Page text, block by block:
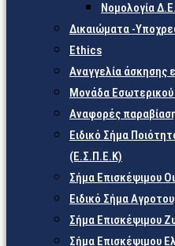
Νομολογία
Δικαιώματα -
Ethics
Αναγγελία άσκησης
Μονάδα Εσωτερικού
Αναφορές
Ειδικό Σήμα
(Ε.Σ.Π.Ε.Κ)
Σήμα Επισκέψιμου
Ειδικό Σήμα
Σήμα Επισκέψιμου
Σήμα Επισκέψιμου